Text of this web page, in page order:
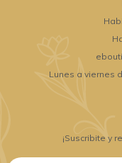
Lunes a viernes
¡Suscribite y